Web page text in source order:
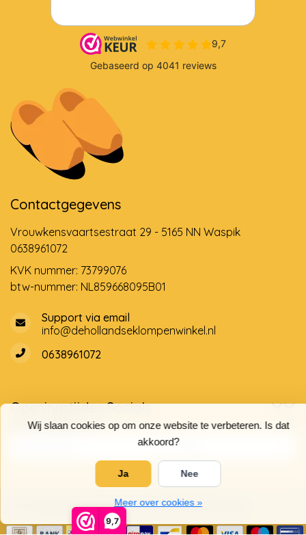
9,7
Wij slaan cookies op om onze website te verbeteren. Is dat
akkoord?
Ja Nee
Meer over cookies »
Contactgegevens
Vrouwkensvaartsestraat 29 - 5165 NN Waspik
0638961072
KVK nummer: 73799076
btw-nummer: NL859668095B01
Support via email
info@dehollandseklompenwinkel.nl
0638961072
OpeningstijdenSocials
Klantenservice
© Copyright 2026 De Hollandse Klompenwinkel